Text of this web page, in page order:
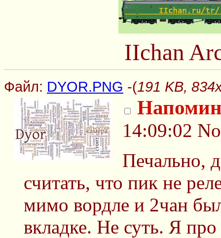
IIchan
Файл: DYOR.PNG -(191 KB,
14:09:02
Печально,
считать, что пик не
мимо вордле и 2чан
вкладке. Не суть. Я